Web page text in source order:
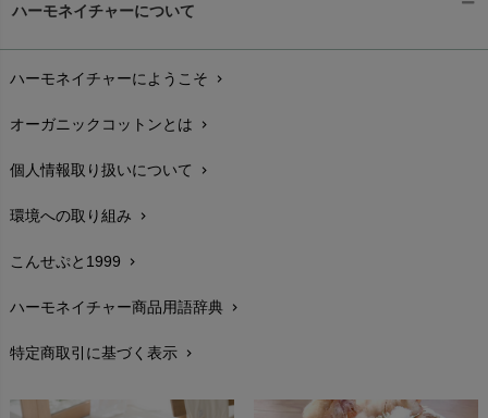
配送と送料chevron_right
在庫状況と発送予定chevron_right
サイズ・寸法chevron_right
生地・素材chevron_right
お手入れについて
レビューを書こうchevron_right
返品交換chevron_right
FAXでのご注文
ハーモネイチャーについて
ハーモネイチャーにようこそ chevron_right
オーガニックコットンとは chevron_right
個人情報取り扱いについて chevron_right
環境への取り組み chevron_right
こんせぷと1999 chevron_right
ハーモネイチャー商品用語辞典 chevron_right
特定商取引に基づく表示 chevron_right